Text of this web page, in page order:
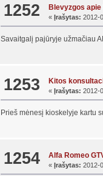
1252 Blevyzgos apie
«Įrašytas: 2012-
Savaitgalį pajūryje užmačiau
1253 Kitos
«Įrašytas: 2012-
Prieš mėnesį kioskelyje kartu
1254 Alfa Romeo
«Įrašytas: 2012-